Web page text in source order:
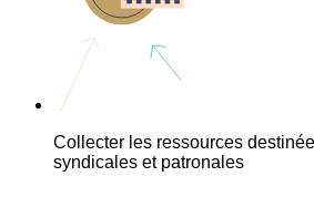
Collecter les ressources
syndicales et patronales